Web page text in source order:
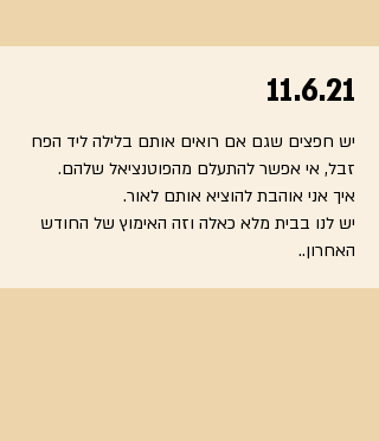
11.6.21
יש חפצים שגם אם רואים אותם בלילה ליד הפח
זבל, אי אפשר להתעלם מהפוטנציאל שלהם.
איך אני אוהבת להוציא אותם לאור.
יש לנו בבית מלא כאלה וזה האימוץ של החודש
האחרון..